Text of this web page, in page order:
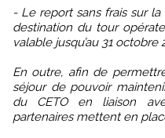
- Le report sans frais sur
destination du tour
valable jusqu’au 31 octobre
En outre, afin de
séjour de pouvoir
du CETO en liaison
partenaires mettent en